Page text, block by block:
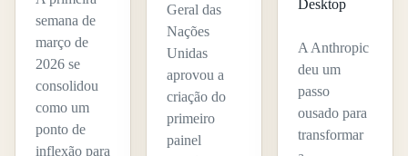
semana de
março de
2026 se
consolidou
como um
ponto de
inflexão para
Geral das
Nações
Unidas
aprovou a
criação do
primeiro
painel
Desktop
A Anthropic
deu um
passo
ousado para
transformar